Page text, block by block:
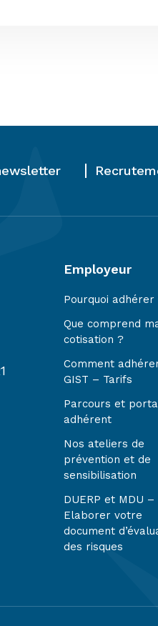
Employeur
Pourquoi adhérer
Que comprend
cotisation ?
Comment
GIST – Tarifs
Parcours et
adhérent
Nos ateliers de
prévention et de
sensibilisation
DUERP et MDU –
Elaborer votre
document
des risques